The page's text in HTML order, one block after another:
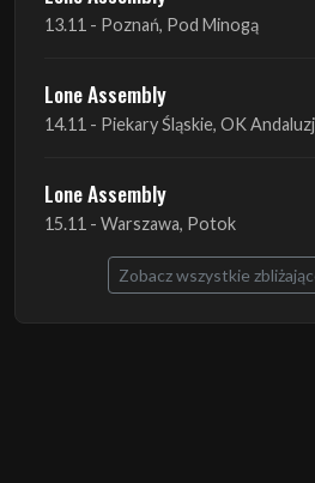
14.11 - Piekary Śląskie, OK Andaluzja
Lone Assembly
15.11 - Warszawa, Potok